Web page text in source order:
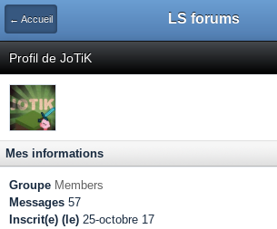
← Accueil LS forums
Profil de JoTiK
Mes informations
Groupe Members
Messages 57
Inscrit(e) (le) 25-octobre 17